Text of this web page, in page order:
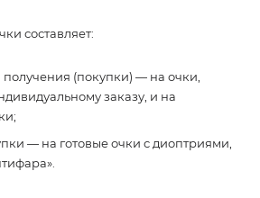
составляет:
(покупки) — на очки,
заказу, и на
— на готовые очки с диоптриями,